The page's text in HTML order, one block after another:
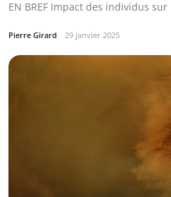
EN BREF Impact des individus
Pierre Girard 29 janvier 2025